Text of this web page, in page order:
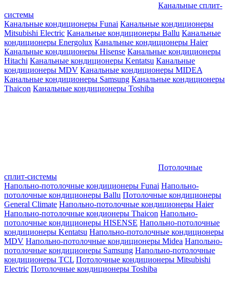
Канальные сплит-
системы
Канальные кондиционеры Funai Канальные кондиционеры
Mitsubishi Electric Канальные кондиционеры Ballu Канальные
кондиционеры Energolux Канальные кондиционеры Haier
Канальные кондиционеры Hisense Канальные кондиционеры
Hitachi Канальные кондиционеры Kentatsu Канальные
кондиционеры MDV Канальные кондиционеры MIDEA
Канальные кондиционеры Samsung Канальные кондиционеры
Thaicon Канальные кондиционеры Toshiba
Потолочные
сплит-системы
Напольно-потолочные кондиционеры Funai Напольно-
потолочные кондиционеры Ballu Потолочные кондиционеры
General Climate Напольно-потолочные кондиционеры Haier
Напольно-потолочные кондионеры Thaicon Напольно-
потолочные кондиционеры HISENSE Напольно-потолочные
кондиционеры Kentatsu Напольно-потолочные кондиционеры
MDV Напольно-потолочные кондиционеры Midea Напольно-
потолочные кондиционеры Samsung Напольно-потолочные
кондиционеры TCL Потолочные кондиционеры Mitsubishi
Electric Потолочные кондиционеры Toshiba